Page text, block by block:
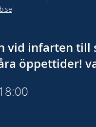
vid infarten
öppettider!